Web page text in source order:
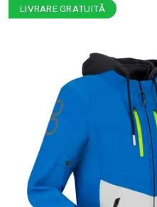
LIVRARE GRATUITĂ